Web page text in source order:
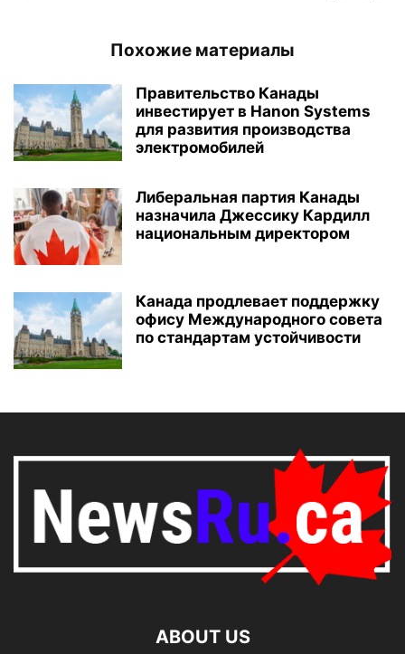
Похожие материалы
Правительство Канады
инвестирует в Hanon Systems
для развития производства
электромобилей
Либеральная партия Канады
назначила Джессику Кардилл
национальным директором
Канада продлевает поддержку
офису Международного совета
по стандартам устойчивости
ABOUT US